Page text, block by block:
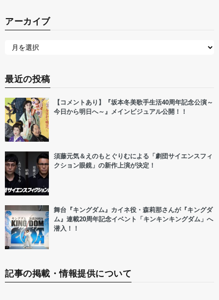
アーカイブ
最近の投稿
【コメントあり】『坂本冬美歌手生活40周年記念公演～
今日から明日へ～』メインビジュアル公開！！
須藤元気＆えのもとぐりむによる「劇団サイエンスフィ
クション眼鏡」の新作上演が決定！
舞台『キングダム』カイネ役・森莉那さんが『キングダ
ム』連載20周年記念イベント「キンキンキングダム」へ
潜入！！
記事の掲載・情報提供について